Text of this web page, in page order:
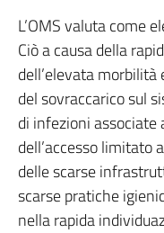
L’OMS valuta come
Ciò a causa della
dell’elevata
del sovraccarico sul
di infezioni associate
dell’accesso limitato
delle scarse
scarse pratiche
nella rapida